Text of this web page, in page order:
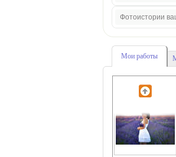
Фотоистории
Мои работы